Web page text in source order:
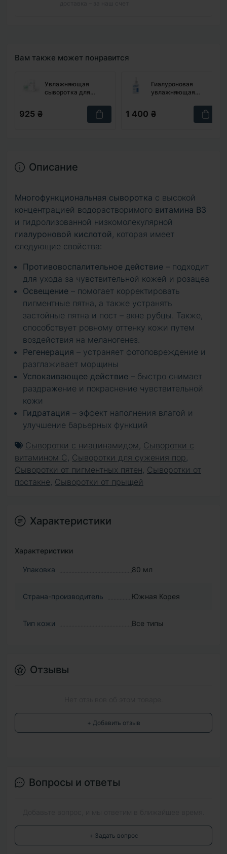
Вам также может понравится
Увлажняющая
сыворотка для
Relief Water Glow
925 ₴
Гиалуроновая
увлажняющая
Hyaluronic Acid
Ampoule, 30 мл
1 400 ₴
Описание
Многофункциональная сыворотка с высокой
концентрацией водорастворимого витамина B3
и гидролизованной низкомолекулярной
гиалуроновой кислотой , которая имеет
следующие свойства:
Противовоспалительное действие – подходит
для ухода за чувствительной кожей и розацеа
Освещение – помогает корректировать
пигментные пятна, а также устранять
застойные пятна и пост – акне рубцы. Также,
способствует ровному оттенку кожи путем
воздействия на меланогенез.
Регенерация – устраняет фотоповреждение и
разглаживает морщины
Успокаивающее действие – быстро снимает
раздражение и покраснение чувствительной
кожи
Гидратация – эффект наполнения влагой и
улучшение барьерных функций
Сыворотки с ниацинамидом , Сыворотки с
витамином С , Сыворотки для сужения пор,
Сыворотки от пигментных пятен, Сыворотки от
постакне, Сыворотки от прыщей
Характеристики
Характеристики
Упаковка 80 мл
Страна-производитель Южная Корея
Тип кожи Все типы
Отзывы
+ Добавить отзыв
Вопросы и ответы
+ Задать вопрос